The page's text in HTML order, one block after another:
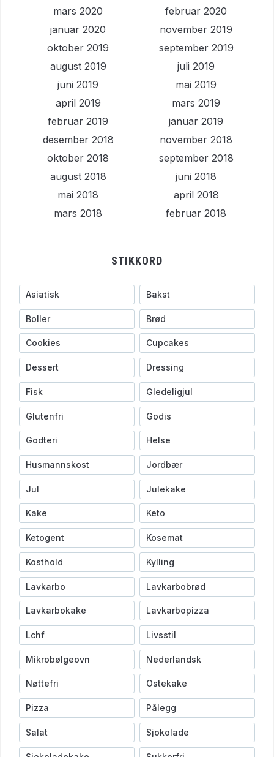
mars 2020
februar 2020
januar 2020
november 2019
oktober 2019
september 2019
august 2019
juli 2019
juni 2019
mai 2019
april 2019
mars 2019
februar 2019
januar 2019
desember 2018
november 2018
oktober 2018
september 2018
august 2018
juni 2018
mai 2018
april 2018
mars 2018
februar 2018
STIKKORD
Asiatisk Bakst
Boller Brød
Cookies Cupcakes
Dessert Dressing
Fisk Gledeligjul
Glutenfri Godis
Godteri Helse
Husmannskost Jordbær
Jul Julekake
Kake Keto
Ketogent Kosemat
Kosthold Kylling
Lavkarbo Lavkarbobrød
Lavkarbokake Lavkarbopizza
Lchf Livsstil
Mikrobølgeovn Nederlandsk
Nøttefri Ostekake
Pizza Pålegg
Salat Sjokolade